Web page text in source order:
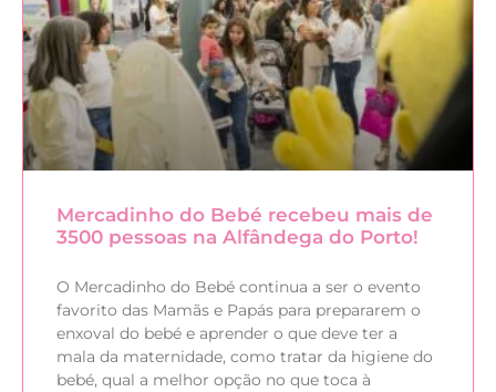
Mercadinho do Bebé recebeu mais de
3500 pessoas na Alfândega do Porto!
O Mercadinho do Bebé continua a ser o evento
favorito das Mamãs e Papás para prepararem o
enxoval do bebé e aprender o que deve ter a
mala da maternidade, como tratar da higiene do
bebé, qual a melhor opção no que toca à